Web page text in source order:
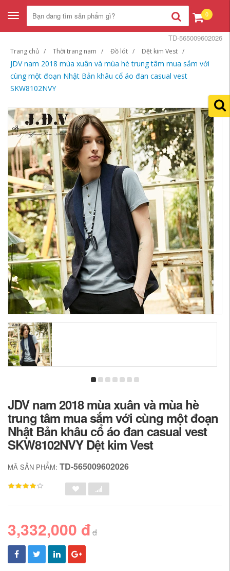
Toggle
navigation
0
Trang chủ Thời trang nam Đồ lót Dệt kim Vest
JDV nam 2018 mùa xuân và mùa hè trung tâm mua sắm với
cùng một đoạn Nhật Bản khâu cổ áo đan casual vest
SKW8102NVY
TD-565009602026
JDV nam 2018 mùa xuân và mùa hè
trung tâm mua sắm với cùng một đoạn
Nhật Bản khâu cổ áo đan casual vest
SKW8102NVY Dệt kim Vest
MÃ SẢN PHẨM: TD-565009602026
3,332,000 đđ